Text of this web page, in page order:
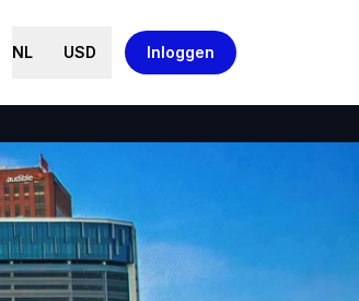
NL USD Inloggen